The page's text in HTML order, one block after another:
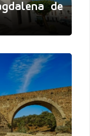
de